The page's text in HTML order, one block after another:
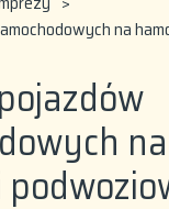
na
na